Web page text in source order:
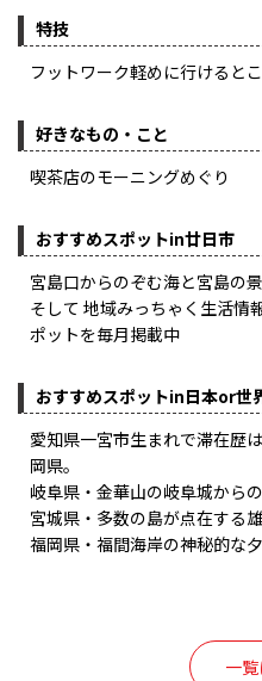
特技
フットワーク軽めに行けると
好きなもの・こと
喫茶店のモーニングめぐり
おすすめスポットin廿日市
宮島口からのぞむ海と宮島の
そして 地域みっちゃく生活情
ポットを毎月掲載中
おすすめスポットin日本or世
愛知県一宮市生まれで滞在歴
岡県。
岐阜県・金華山の岐阜城からの
宮城県・多数の島が点在する雄
福岡県・福間海岸の神秘的な夕
一